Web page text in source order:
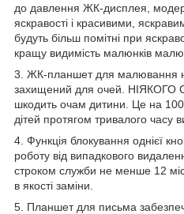
до давлення ЖК-дисплея,
яскравості і красивими,
будуть більш помітні при
кращу видимість малюнків
3. ЖК-планшет для малювання
захищений для очей. НІЯКОГО
шкодить очам дитини. Це на
дітей протягом тривалого часу
4. Функція блокування однієї
роботу від випадкового
строком служби не менше 12
в якості заміни.
5. Планшет для письма